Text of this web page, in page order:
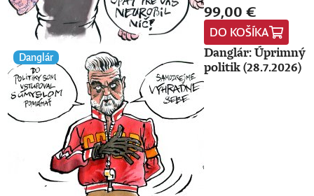
99,00 €
DO KOŠÍKA
Danglár
Danglár: Úprimný
politik (28.7.2026)